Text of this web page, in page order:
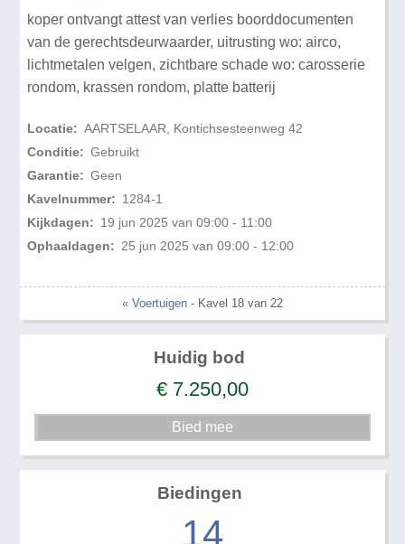
koper ontvangt attest van verlies boorddocumenten
van de gerechtsdeurwaarder, uitrusting wo: airco,
lichtmetalen velgen, zichtbare schade wo: carosserie
rondom, krassen rondom, platte batterij
Locatie: AARTSELAAR, Kontichsesteenweg 42
Conditie: Gebruikt
Garantie: Geen
Kavelnummer: 1284-1
Kijkdagen: 19 jun 2025 van 09:00 - 11:00
Ophaaldagen: 25 jun 2025 van 09:00 - 12:00
« Voertuigen - Kavel 18 van 22
Huidig bod
€ 7.250,00
Biedingen
14